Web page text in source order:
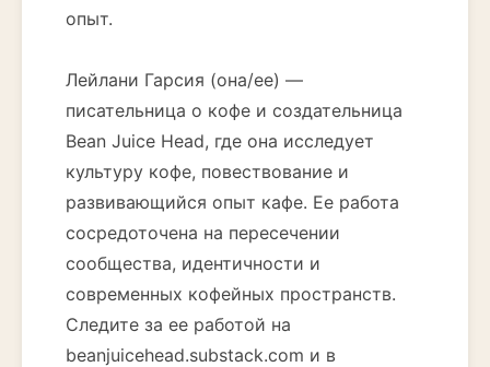
опыт.
Лейлани Гарсия (она/ее) —
писательница о кофе и создательница
Bean Juice Head, где она исследует
культуру кофе, повествование и
развивающийся опыт кафе. Ее работа
сосредоточена на пересечении
сообщества, идентичности и
современных кофейных пространств.
Следите за ее работой на
beanjuicehead.substack.com и в